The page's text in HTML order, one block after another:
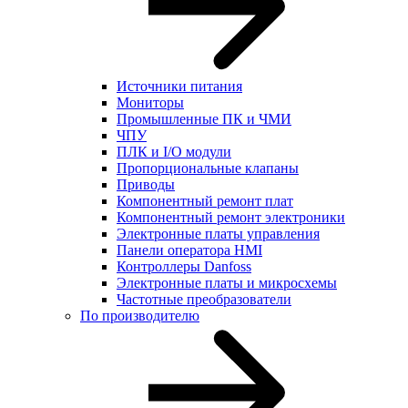
Источники питания
Мониторы
Промышленные ПК и ЧМИ
ЧПУ
ПЛК и I/O модули
Пропорциональные клапаны
Приводы
Компонентный ремонт плат
Компонентный ремонт электроники
Электронные платы управления
Панели оператора HMI
Контроллеры Danfoss
Электронные платы и микросхемы
Частотные преобразователи
По производителю